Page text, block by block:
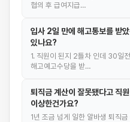
협의 후 급여지급…
입사 2일 만에 해고통보를 받
있나요?
1. 직원이 된지 2틀차 인데 30일
해고예고수당을 받…
퇴직금 계산이 잘못됐다고 직
이상한건가요?
1년 조금 넘게 일한 알바생 퇴직